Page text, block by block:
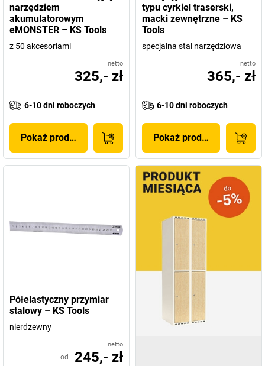
narzędziem
akumulatorowym
eMONSTER – KS Tools
z 50 akcesoriami
netto
325,- zł
6-10 dni roboczych
Pokaż produkt
typu cyrkiel traserski,
macki zewnętrzne – KS
Tools
specjalna stal narzędziowa
netto
365,- zł
6-10 dni roboczych
Pokaż produkt
Półelastyczny przymiar
stalowy – KS Tools
nierdzewny
netto
od 245,- zł